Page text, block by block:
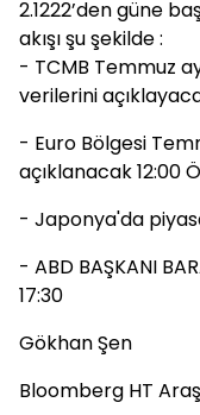
2.1222’den güne
akışı şu şekilde :
- TCMB Temmuz
verilerini
- Euro Bölgesi
açıklanacak 12:00
- Japonya'da
- ABD BAŞKANI
17:30
Gökhan Şen
Bloomberg HT